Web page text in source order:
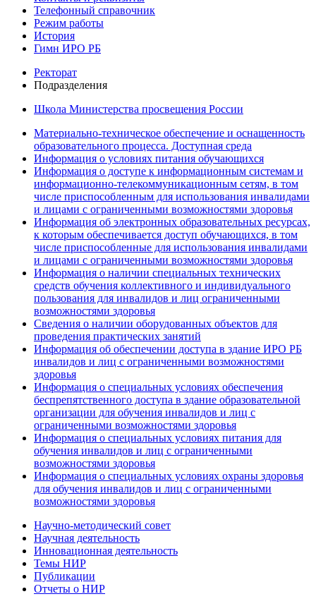
Телефонный справочник
Режим работы
История
Гимн ИРО РБ
Ректорат
Подразделения
Школа Министерства просвещения России
Материально-техническое обеспечение и оснащенность
образовательного процесса. Доступная среда
Информация о условиях питания обучающихся
Информация о доступе к информационным системам и
информационно-телекоммуникационным сетям, в том
числе приспособленным для использования инвалидами
и лицами с ограниченными возможностями здоровья
Информация об электронных образовательных ресурсах,
к которым обеспечивается доступ обучающихся, в том
числе приспособленные для использования инвалидами
и лицами с ограниченными возможностями здоровья
Информация о наличии специальных технических
средств обучения коллективного и индивидуального
пользования для инвалидов и лиц ограниченными
возможностями здоровья
Сведения о наличии оборудованных объектов для
проведения практических занятий
Информация об обеспечении доступа в здание ИРО РБ
инвалидов и лиц с ограниченными возможностями
здоровья
Информация о специальных условиях обеспечения
беспрепятственного доступа в здание образовательной
организации для обучения инвалидов и лиц с
ограниченными возможностями здоровья
Информация о специальных условиях питания для
обучения инвалидов и лиц с ограниченными
возможностями здоровья
Информация о специальных условиях охраны здоровья
для обучения инвалидов и лиц с ограниченными
возможностями здоровья
Научно-методический совет
Научная деятельность
Инновационная деятельность
Темы НИР
Публикации
Отчеты о НИР